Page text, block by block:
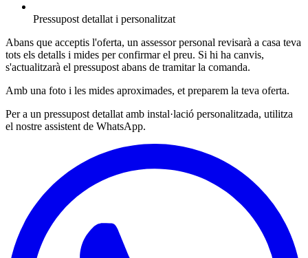
Pressupost detallat i personalitzat
Abans que acceptis l'oferta, un assessor personal revisarà a casa teva
tots els detalls i mides per confirmar el preu. Si hi ha canvis,
s'actualitzarà el pressupost abans de tramitar la comanda.
Amb una foto i les mides aproximades, et preparem la teva oferta.
Per a un pressupost detallat amb instal·lació personalitzada, utilitza
el nostre assistent de WhatsApp.